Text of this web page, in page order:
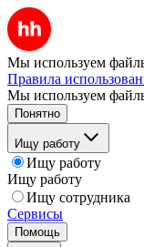
Мы используем
Правила
Мы используем
Понятно
Ищу работу
Ищу работу
Ищу работу
Ищу сотрудника
Сервисы
Помощь